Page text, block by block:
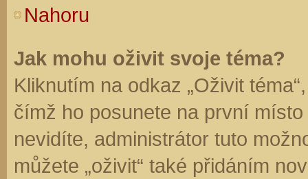
Nahoru
Jak mohu oživit svoje téma?
Kliknutím na odkaz „Oživit
čímž ho posunete na první
nevidíte, administrátor tuto
můžete „oživit“ také přidáním